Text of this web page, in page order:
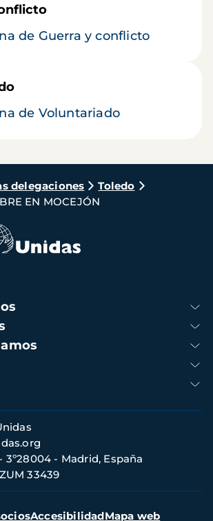
de Guerra y conflicto
de Voluntariado
delegaciones
Toledo
EN MOCEJÓN
3º28004 - Madrid, España
33439
AccesibilidadMapa web